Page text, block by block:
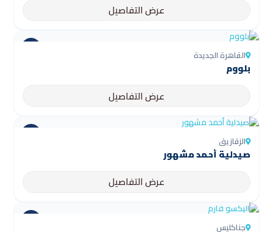
عرض التفاصيل
القاهرة الجديدة
بلووم
عرض التفاصيل
الزقازيق
صيدلية أحمد مشهور
عرض التفاصيل
جناكليس